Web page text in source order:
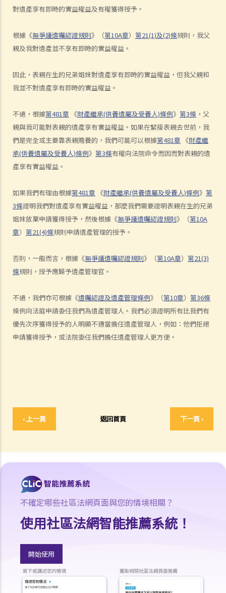
對遺產享有即時的實益權益及有權獲得授予。
根據《無爭議遺囑認證規則》（第10A章） 第21(1)及(2)條規則，我父
親及我對遺產並不享有即時的實益權益。
因此，表親在生的兄弟姐妹對遺產享有即時的實益權益，但我父親和
我並不對遺產享有即時的實益權益。
不過，根據第481章 《財產繼承(供養遺屬及受養人)條例》 第3條 ，父
親與我可能對表親的遺產享有實益權益。如果在緊接表親去世前，我
們是完全或主要靠表親贍養的，我們可能可以根據第481章 《財產繼
承(供養遺屬及受養人)條例》 第3條有權向法院命令而因而對表親的遺
產享有實益權益。
如果我們有理由根據第481章 《財產繼承(供養遺屬及受養人)條例》 第
3條證明我們對遺產享有實益權益，那麼我們需要證明表親在生的兄弟
姐妹放棄申請獲得授予，然後根據《無爭議遺囑認證規則》（第10A
章） 第21(4)條規則申請遺產管理的授予。
否則，一般而言，根據《無爭議遺囑認證規則》（第10A章） 第21(3)
條規則，授予應歸予遺產管理官。
不過，我們亦可根據《遺囑認證及遺產管理條例》（第10章） 第36條
條例向法庭申請委任我們為遺產管理人。我們必須證明所有比我們有
優先次序獲得授予的人明顯不適當擔任遺產管理人，例如：他們拒絕
申請獲得授予，或法院委任我們擔任遺產管理人更方便。
‹ 上一頁 返回首頁 下一頁 ›
5. 抗辯書
7. 屬實申述
8. 委託專家擬備報告的守則
10. 案件管理會議
11. 審訊前的覆核
就人身傷害提出申索，會取得多少賠償？
涉及非致命意外的申索
若我因人身傷害提出申索，可否申請法律援助？
法律援助
香港律師會大埔火災緊急免費法律諮詢熱線
切勿尋求索償代理協助處理申索
逝者家屬
錯的一方之前，我需要依循甚麼程序？
損害賠償陳述書
死因裁判法庭有甚麼作用？
火災中受傷的僱員
因工受傷以及有關補償
我在工作時因遇到意外而受傷及導致傷殘，我或我的家人可獲哪些賠
除上述的賠償外，我可否就工傷而獲得其他賠償（例如醫藥費）？
僱主向勞工處報告與工作有關的意外之時限是多久？
僱員可否向勞工處報告與工作有關的意外？
其他有關工傷的事項
如何安排支付工傷賠償？
若然我不能與僱主和平地解決工傷賠償問題，將案件呈交法院的時限是
多久？
若然我對條例所給予的補償感到不滿，或者我認為僱主忽略了應有的安
全措施，我可否進一步提出申索？
不確定哪些社區法網頁面與您的情境相關？
使用社區法網智能推薦系統！
開始使用